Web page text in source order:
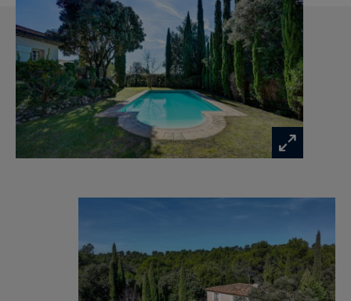
prestations soignées complètent ce bien rare. La
maison est en bon état général. Eau de la ville ,
eau du canal pour le jardin et la piscine ,fosse
septique.
Une propriété confidentielle, idéale pour une
clientèle en quête d’un art de vivre provençal